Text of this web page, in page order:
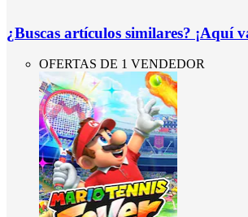
¿Buscas artículos similares? ¡Aquí
OFERTAS DE 1 VENDEDOR